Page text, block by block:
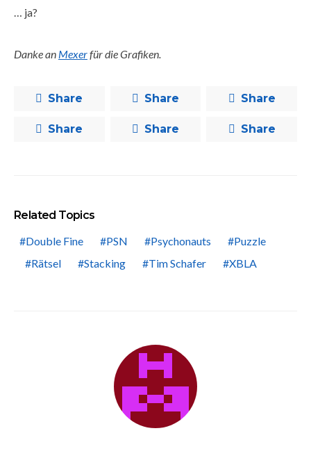
… ja?
Danke an Mexerfür die Grafiken.
Share Share Share
Share Share Share
Related Topics
Double Fine
PSN Psychonauts
Puzzle
Rätsel
Stacking Tim Schafer XBLA